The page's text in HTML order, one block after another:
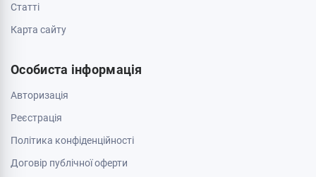
Cтатті
Карта сайту
Особиста інформація
Авторизація
Реєстрація
Політика конфіденційності
Договір публічної оферти